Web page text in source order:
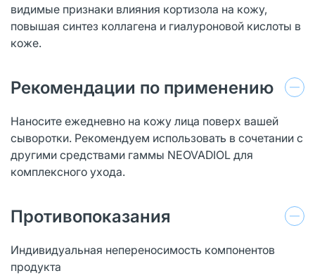
видимые признаки влияния кортизола на кожу,
повышая синтез коллагена и гиалуроновой кислоты в
коже.
Рекомендации по применению
Наносите ежедневно на кожу лица поверх вашей
сыворотки. Рекомендуем использовать в сочетании с
другими средствами гаммы NEOVADIOL для
комплексного ухода.
Противопоказания
Индивидуальная непереносимость компонентов
продукта